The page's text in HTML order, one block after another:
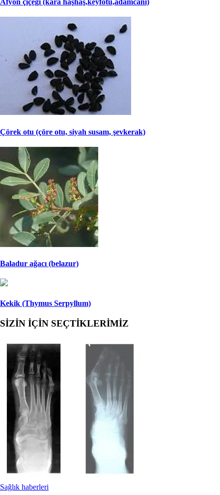
Afyon çiçeği (kara haşhaş,keyfotu,adamcanı)
Çörek otu (çöre otu, siyah susam, şevkerak)
Baladur ağacı (belazur)
Kekik (Thymus Serpyllum)
SİZİN İÇİN SEÇTİKLERİMİZ
Sağlık haberleri